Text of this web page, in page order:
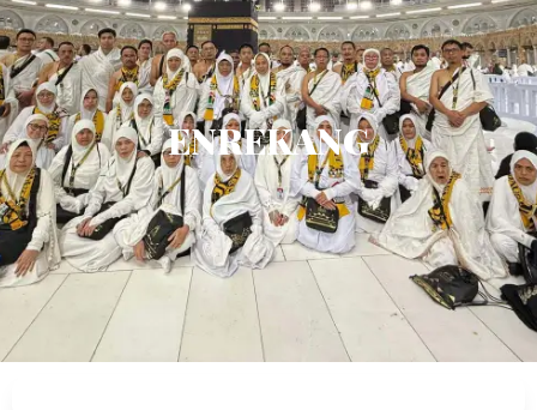
ENREKANG